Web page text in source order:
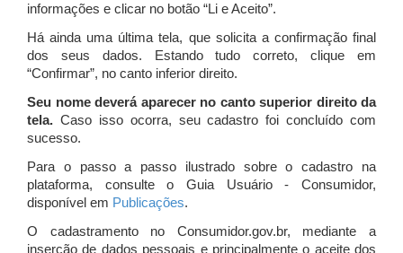
informações e clicar no botão “Li e Aceito”.
Há ainda uma última tela, que solicita a confirmação final
dos seus dados. Estando tudo correto, clique em
“Confirmar”, no canto inferior direito.
Seu nome deverá aparecer no canto superior direito da
tela. Caso isso ocorra, seu cadastro foi concluído com
sucesso.
Para o passo a passo ilustrado sobre o cadastro na
plataforma, consulte o Guia Usuário - Consumidor,
disponível em Publicações.
O cadastramento no Consumidor.gov.br, mediante a
inserção de dados pessoais e principalmente o aceite dos